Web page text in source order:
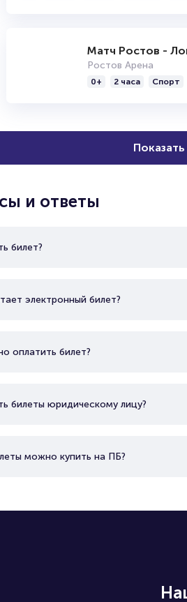
Матч Ростов -
Ростов Арена